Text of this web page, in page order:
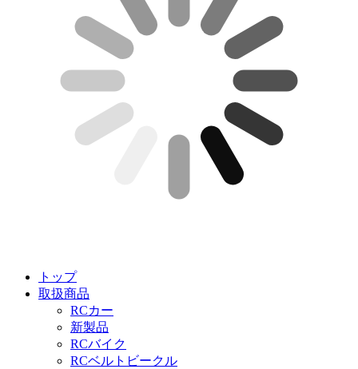
トップ
取扱商品
RCカー
新製品
RCバイク
RCベルトビークル